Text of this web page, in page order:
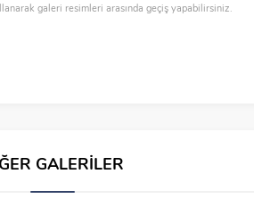
galeri resimleri arasında geçiş yapabilirsiniz.
GALERİLER